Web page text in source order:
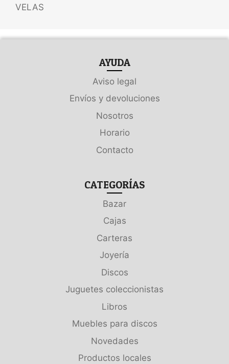
VELAS
AYUDA
Aviso legal
Envíos y devoluciones
Nosotros
Horario
Contacto
CATEGORÍAS
Bazar
Cajas
Carteras
Joyería
Discos
Juguetes coleccionistas
Libros
Muebles para discos
Novedades
Productos locales